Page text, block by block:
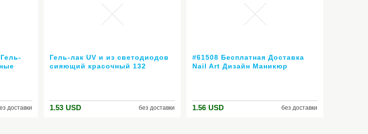
доставки
Гель-лак UV и из светодиодов
сияющий красочный 132
1.53 USD без доставки
#61508 Бесплатная Доставка
Nail Art Дизайн Маникюр
Ногтей Гелем лак
1.56 USD без доставки